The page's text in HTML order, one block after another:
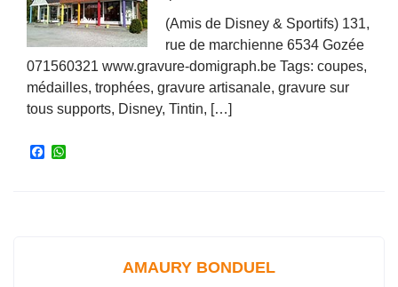
(Amis de Disney & Sportifs) 131,
rue de marchienne 6534 Gozée
071560321 www.gravure-domigraph.be Tags: coupes,
médailles, trophées, gravure artisanale, gravure sur
tous supports, Disney, Tintin, […]
F
AMAURY BONDUEL